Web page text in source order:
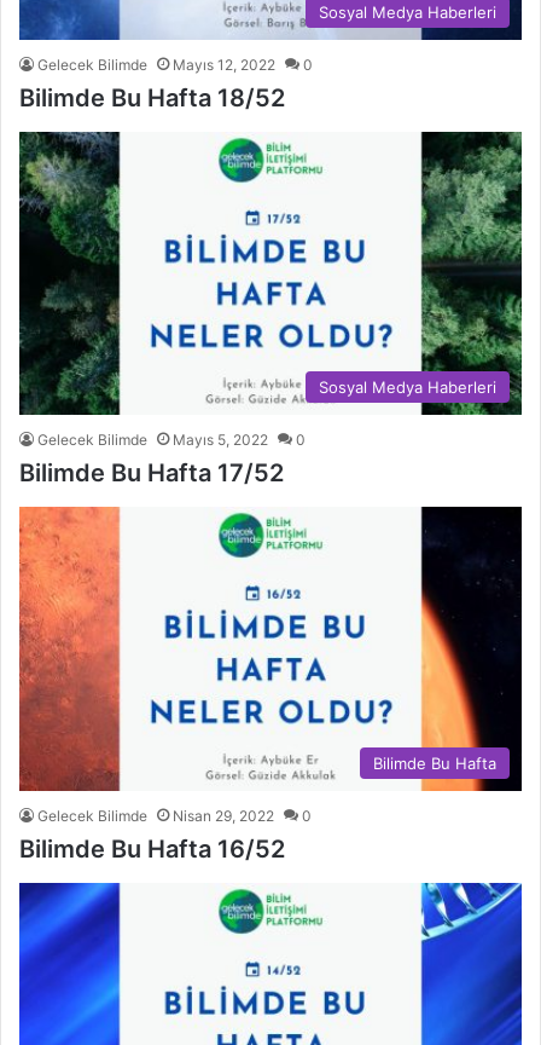
Sosyal Medya Haberleri
Gelecek Bilimde Mayıs 12, 2022 0
Bilimde Bu Hafta 18/52
Sosyal Medya Haberleri
Gelecek Bilimde Mayıs 5, 2022 0
Bilimde Bu Hafta 17/52
Bilimde Bu Hafta
Gelecek Bilimde Nisan 29, 2022 0
Bilimde Bu Hafta 16/52